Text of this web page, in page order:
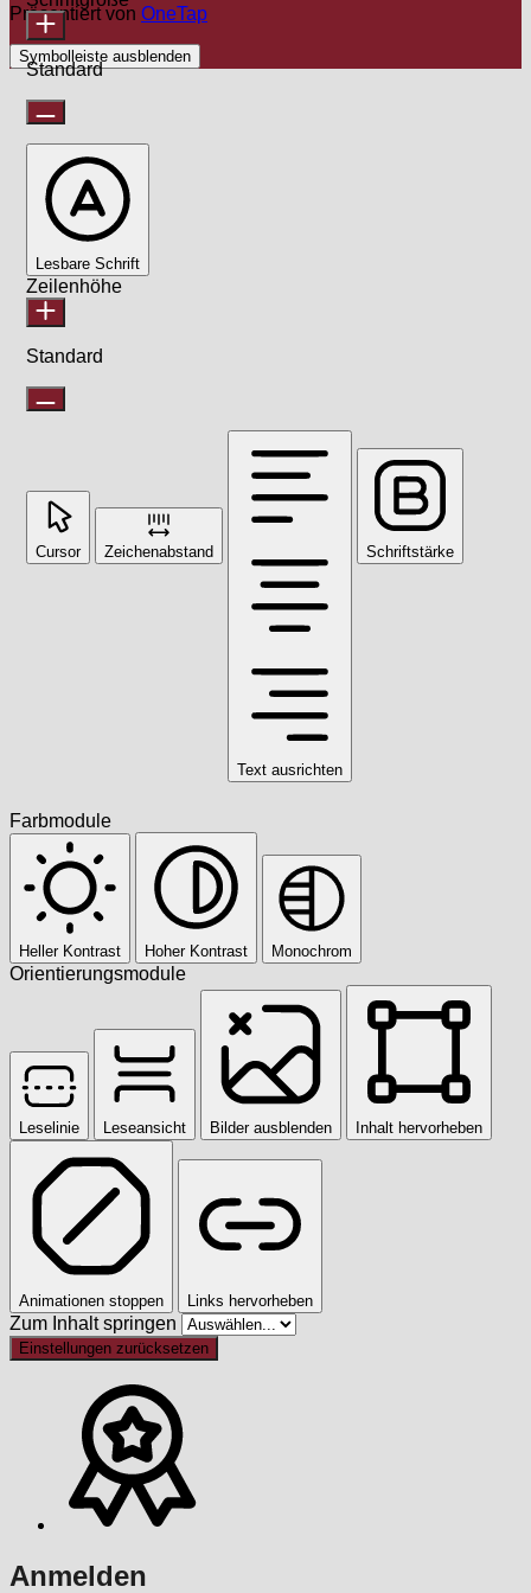
Präsentiert von OneTap
Symbolleiste ausblenden
Standard
Lesbare Schrift
Zeilenhöhe
Standard
Cursor Zeichenabstand
Text ausrichten
Schriftstärke
Farbmodule
Heller Kontrast Hoher Kontrast Monochrom
Orientierungsmodule
Leselinie Leseansicht Bilder ausblenden Inhalt hervorheben
Animationen stoppen Links hervorheben
Zum Inhalt springen
Einstellungen zurücksetzen
Anmelden